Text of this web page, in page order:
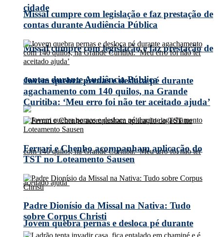
cidade
Missal cumpre com legislação e faz prestação de
contas durante Audiência Pública
Jovem quebra pernas e desloca pé durante
Missal cumpre com legislação e faz prestação de
contas durante Audiência Pública
Jovem quebra pernas e desloca pé durante
agachamento com 140 quilos, na Grande
Curitiba: ‘Meu erro foi não ter aceitado ajuda’
Ferrari e Chenho acompanham aplicação do
TST no Loteamento Sausen
Padre Dionísio da Missal na Nativa: Tudo
sobre Corpus Christi